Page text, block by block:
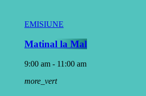
EMISIUNE
Matinal la Mal
9:00 am - 11:00 am
more_vert